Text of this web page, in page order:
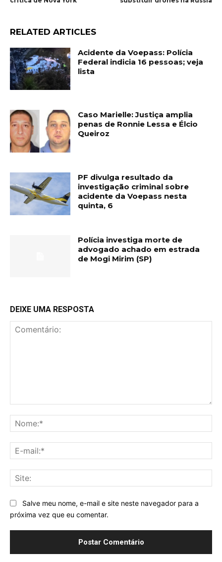
RELATED ARTICLES
Acidente da Voepass: Polícia
Federal indicia 16 pessoas; veja
lista
Caso Marielle: Justiça amplia
penas de Ronnie Lessa e Élcio
Queiroz
PF divulga resultado da
investigação criminal sobre
acidente da Voepass nesta
quinta, 6
Polícia investiga morte de
advogado achado em estrada
de Mogi Mirim (SP)
DEIXE UMA RESPOSTA
Salve meu nome, e-mail e site neste navegador para a
próxima vez que eu comentar.